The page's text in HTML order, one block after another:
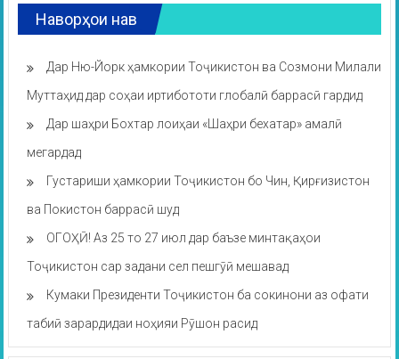
Наворҳои нав
Дар Ню-Йорк ҳамкории Тоҷикистон ва Созмони Милали
Муттаҳид дар соҳаи иртибототи глобалӣ баррасӣ гардид
Дар шаҳри Бохтар лоиҳаи «Шаҳри бехатар» амалӣ
мегардад
Густариши ҳамкории Тоҷикистон бо Чин, Қирғизистон
ва Покистон баррасӣ шуд
ОГОҲӢ! Аз 25 то 27 июл дар баъзе минтақаҳои
Тоҷикистон сар задани сел пешгӯӣ мешавад
Кумаки Президенти Тоҷикистон ба сокинони аз офати
табиӣ зарардидаи ноҳияи Рӯшон расид